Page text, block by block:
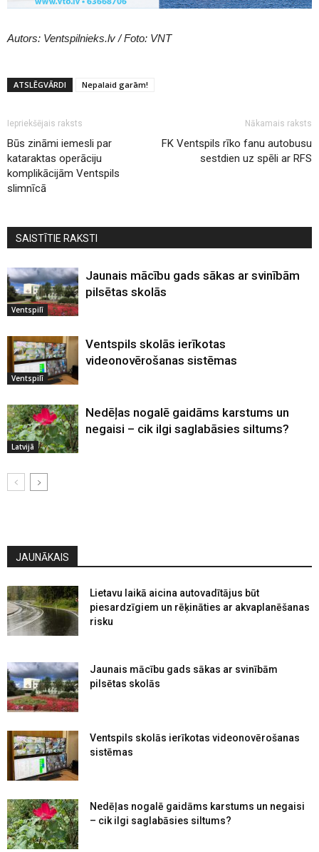
Autors: Ventspilnieks.lv / Foto: VNT
ATSLĒGVĀRDI Nepalaid garām!
Iepriekšējais raksts
Būs zināmi iemesli par
kataraktas operāciju
komplikācijām Ventspils
slimnīcā
Nākamais raksts
FK Ventspils rīko fanu autobusu
sestdien uz spēli ar RFS
SAISTĪTIE RAKSTI
Ventspilī
Jaunais mācību gads sākas ar svinībām
pilsētas skolās
Ventspilī
Ventspils skolās ierīkotas
videonovērošanas sistēmas
Latvijā
Nedēļas nogalē gaidāms karstums un
negaisi – cik ilgi saglabāsies siltums?
JAUNĀKAIS
Lietavu laikā aicina autovadītājus būt
piesardzīgiem un rēķināties ar akvaplanēšanas
risku
Jaunais mācību gads sākas ar svinībām
pilsētas skolās
Ventspils skolās ierīkotas videonovērošanas
sistēmas
Nedēļas nogalē gaidāms karstums un negaisi
– cik ilgi saglabāsies siltums?